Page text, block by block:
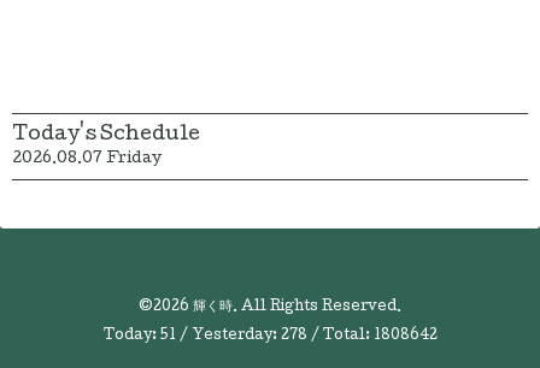
Today's Schedule
2026.08.07 Friday
©2026 輝く時. All Rights Reserved.
Today: 51/ Yesterday: 278 / Total: 1808642